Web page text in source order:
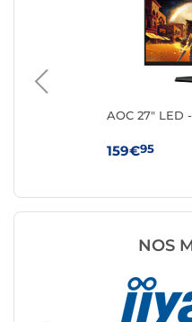
AOC 27" LED
159€95
NOS